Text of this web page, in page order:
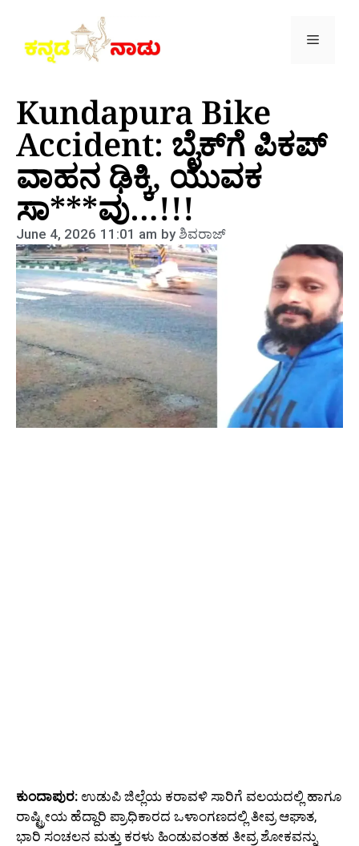
Kundapura Bike
Accident: ಬೈಕ್‌ಗೆ ಪಿಕಪ್‌
ವಾಹನ ಢಿಕ್ಕಿ, ಯುವಕ
ಸಾ***ವು…!!!
June 4, 2026 11:01 am byಶಿವರಾಜ್
ಕುಂದಾಪುರ: ಉಡುಪಿ ಜಿಲ್ಲೆಯ ಕರಾವಳಿ ಸಾರಿಗೆ ವಲಯದಲ್ಲಿ ಹಾಗೂ
ರಾಷ್ಟ್ರೀಯ ಹೆದ್ದಾರಿ ಪ್ರಾಧಿಕಾರದ ಒಳಾಂಗಣದಲ್ಲಿ ತೀವ್ರ ಆಘಾತ,
ಭಾರಿ ಸಂಚಲನ ಮತ್ತು ಕರಳು ಹಿಂಡುವಂತಹ ತೀವ್ರ ಶೋಕವನ್ನು